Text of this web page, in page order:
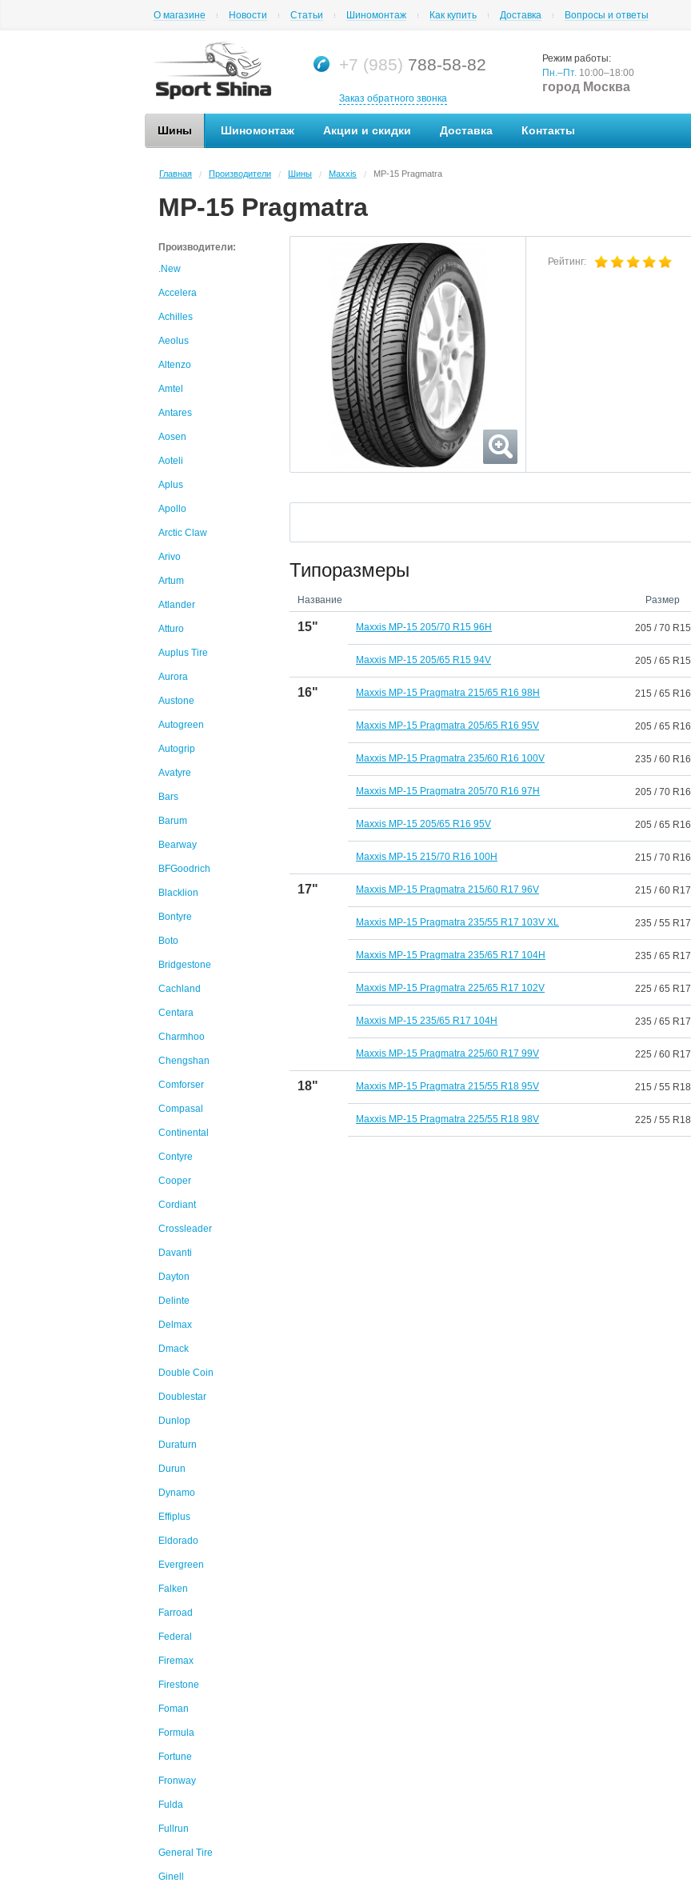
О магазине Новости Статьи Шиномонтаж Как купить Доставка Вопросы и ответы
+7 (985) 788-58-82
Заказ обратного звонка
Режим работы:
Пн.–Пт. 10:00–18:00
город Москва
Шины Шиномонтаж Акции и скидки Доставка Контакты
Главная / Производители / Шины / Maxxis / MP-15 Pragmatra
MP-15 Pragmatra
Производители:
.New
Accelera
Achilles
Aeolus
Altenzo
Amtel
Antares
Aosen
Aoteli
Aplus
Apollo
Arctic Claw
Arivo
Artum
Atlander
Atturo
Auplus Tire
Aurora
Austone
Autogreen
Autogrip
Avatyre
Bars
Barum
Bearway
BFGoodrich
Blacklion
Bontyre
Boto
Bridgestone
Cachland
Centara
Charmhoo
Chengshan
Comforser
Compasal
Continental
Contyre
Cooper
Cordiant
Crossleader
Davanti
Dayton
Delinte
Delmax
Dmack
Double Coin
Doublestar
Dunlop
Duraturn
Durun
Dynamo
Effiplus
Eldorado
Evergreen
Falken
Farroad
Federal
Firemax
Firestone
Foman
Formula
Fortune
Fronway
Fulda
Fullrun
General Tire
Ginell
Рейтинг:
Типоразмеры
Название Размер
15" Maxxis MP-15 205/70 R15 96H 205 / 70 R15
Maxxis MP-15 205/65 R15 94V 205 / 65 R15
16" Maxxis MP-15 Pragmatra 215/65 R16 98H 215 / 65 R16
Maxxis MP-15 Pragmatra 205/65 R16 95V 205 / 65 R16
Maxxis MP-15 Pragmatra 235/60 R16 100V 235 / 60 R16
Maxxis MP-15 Pragmatra 205/70 R16 97H 205 / 70 R16
Maxxis MP-15 205/65 R16 95V 205 / 65 R16
Maxxis MP-15 215/70 R16 100H 215 / 70 R16
17" Maxxis MP-15 Pragmatra 215/60 R17 96V 215 / 60 R17
Maxxis MP-15 Pragmatra 235/55 R17 103V XL 235 / 55 R17
Maxxis MP-15 Pragmatra 235/65 R17 104H 235 / 65 R17
Maxxis MP-15 Pragmatra 225/65 R17 102V 225 / 65 R17
Maxxis MP-15 235/65 R17 104H 235 / 65 R17
Maxxis MP-15 Pragmatra 225/60 R17 99V 225 / 60 R17
18" Maxxis MP-15 Pragmatra 215/55 R18 95V 215 / 55 R18
Maxxis MP-15 Pragmatra 225/55 R18 98V 225 / 55 R18